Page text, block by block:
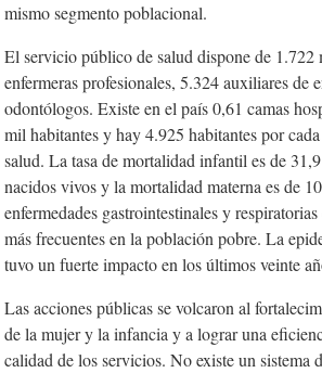
mismo segmento poblacional.
El servicio público de salud dispone de 1.722
enfermeras profesionales, 5.324 auxiliares de
odontólogos. Existe en el país 0,61 camas
mil habitantes y hay 4.925 habitantes por
salud. La tasa de mortalidad infantil es de
nacidos vivos y la mortalidad materna es de
enfermedades gastrointestinales y
más frecuentes en la población pobre. La
tuvo un fuerte impacto en los últimos veinte
Las acciones públicas se volcaron al
de la mujer y la infancia y a lograr una
calidad de los servicios. No existe un sistema